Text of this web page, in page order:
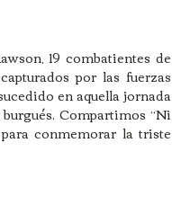
19 combatientes de
por las fuerzas
en aquella jornada
Compartimos “Ni
conmemorar la triste